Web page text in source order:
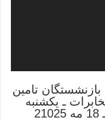
تامین
ـ یکشنبه